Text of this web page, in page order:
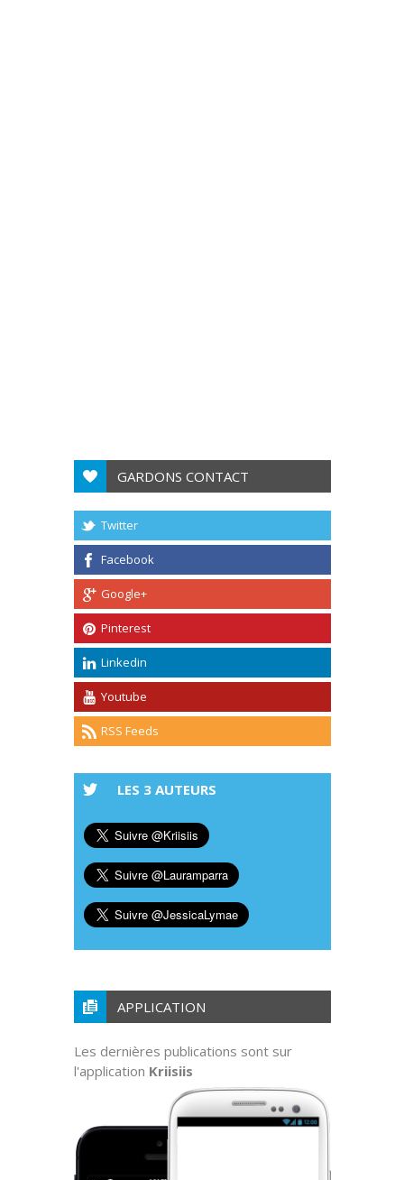
GARDONS CONTACT
Twitter
Facebook
Google+
Pinterest
Linkedin
Youtube
RSS Feeds
LES 3 AUTEURS
APPLICATION
Les dernières publications sont sur
l'application Kriisiis